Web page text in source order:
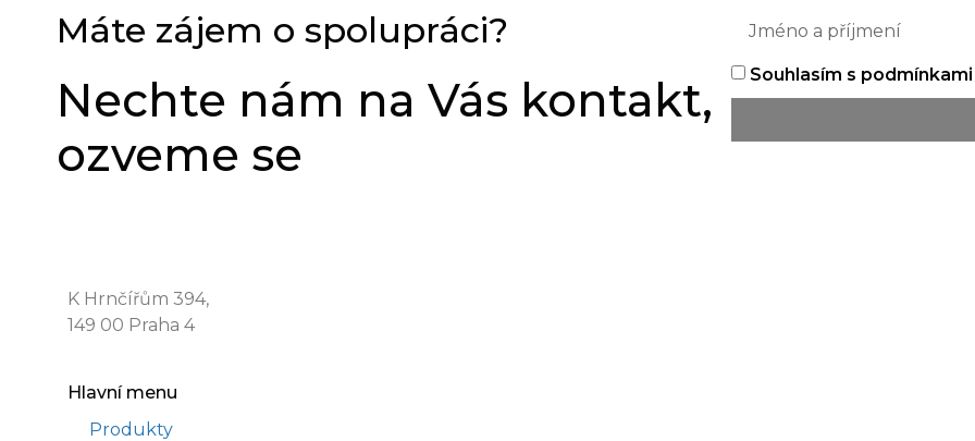
Máte zájem o spolupráci?
Nechte nám na Vás kontakt,
ozveme se
Souhlasím s
K Hrnčířům 394,
149 00 Praha 4
Hlavní menu
Produkty